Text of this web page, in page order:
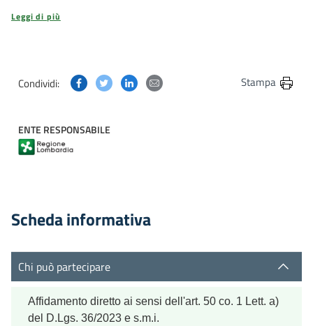
Leggi di più
Condividi: Condividi questa pagina su Facebook
Condividi questa pagina su Twitter
Condividi questa pagina su Linkedin
Condividi questa pagina via
Stampa
ENTE RESPONSABILE
Scheda informativa
Chi può partecipare
Affidamento diretto ai sensi dell'art. 50 co. 1 Lett. a)
del D.Lgs. 36/2023 e s.m.i.